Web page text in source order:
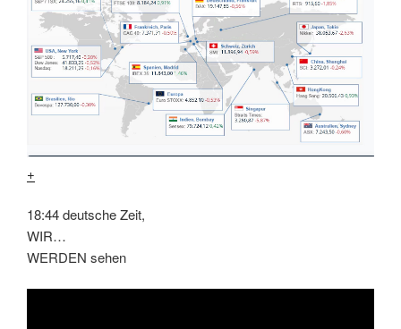
+
18:44 deutsche Zeit,
WIR…
WERDEN sehen